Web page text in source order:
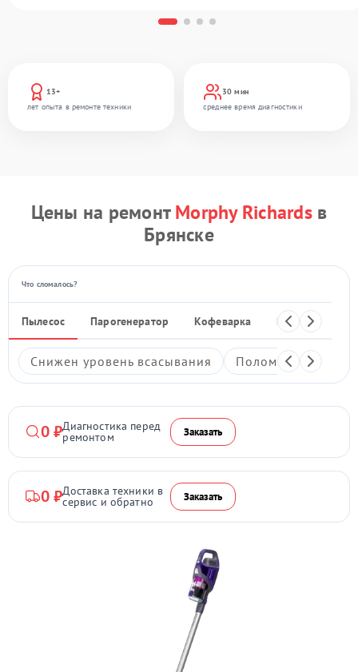
13+
лет опыта в ремонте техники
30 мин
среднее время диагностики
Цены на ремонтMorphy Richardsв
Брянске
Что сломалось?
Пылесос Парогенератор Кофеварка Кухонный
Снижен уровень всасывания Поломка кнопки
0 ₽Диагностика перед
ремонтом Заказать
0 ₽Доставка техники в
сервис и обратно Заказать